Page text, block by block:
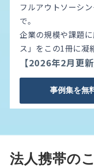
フルアウトソーシ
で。
企業の規模や課題
ス」をこの1冊に凝
【2026年2月更
事例集を無
法人携帯の